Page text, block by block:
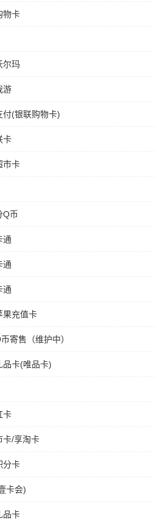
物卡
尔玛
游
付(银联购物卡)
卡
市卡
Q币
通
通
通
果充值卡
寄售（维护中）
品卡(唯品卡)
卡
卡/享淘卡
分卡
卡会)
品卡